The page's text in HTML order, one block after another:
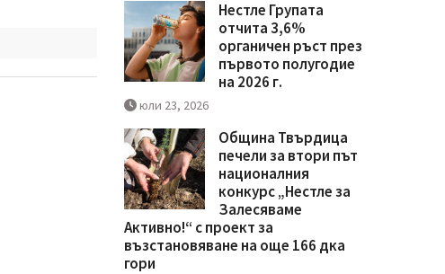
Нестле Групата
отчита 3,6%
органичен ръст през
първото полугодие
на 2026 г.
юли 23, 2026
Община Твърдица
печели за втори път
националния
конкурс „Нестле за
Залесяваме
Активно!“ с проект за
възстановяване на още 166 дка
гори